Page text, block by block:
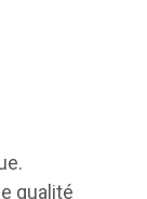
qualité